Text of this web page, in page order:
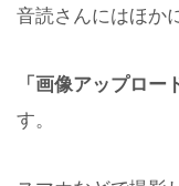
音読さんにはほか
「画像アップロ
す。